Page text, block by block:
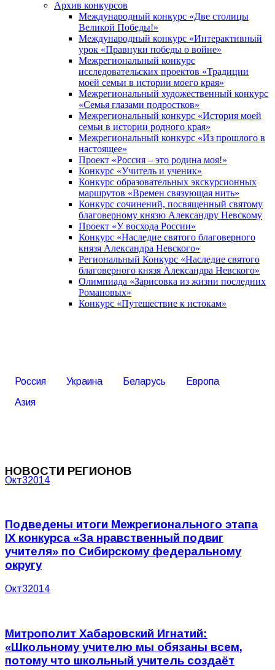
Архив конкурсов
Международный конкурс «Две столицы
Великой Победы!»
Международный конкурс «Интерактивный
урок «Правнуки победы о войне»
Межрегиональный конкурс
исследовательских проектов «Традиции
моей семьи в истории моего края»
Межрегиональный художественный конкурс
«Семья глазами подростков»
Межрегиональный конкурс «История моей
семьи в истории родного края»
Межрегиональный конкурс «Из прошлого в
настоящее»
Проект «Россия – это родина моя!»
Конкурс «Учитель и ученик»
Конкурс образовательных экскурсионных
маршрутов «Времен связующая нить»
Конкурс сочинений, посвященный святому
благоверному князю Александру Невскому
Проект «У восхода России»
Конкурс «Наследие святого благоверного
князя Александра Невского»
Региональный Конкурс «Наследие святого
благоверного князя Александра Невского»
Олимпиада «Зарисовка из жизни последних
Романовых»
Конкурс «Путешествие к истокам»
Россия Украина Беларусь
Европа
Азия
НОВОСТИ РЕГИОНОВ
Окт32014
Подведены итоги Межрегионального этапа
IX конкурса «За нравственный подвиг
учителя» по Сибирскому федеральному
округу
Окт32014
Митрополит Хабаровский Игнатий:
«Школьному учителю мы обязаны всем,
потому что школьный учитель создаёт